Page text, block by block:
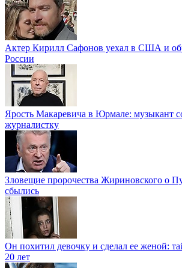
Актер Кирилл Сафонов уехал в США и
России
Ярость Макаревича в Юрмале: музыкант
журналистку
Зловещие пророчества Жириновского о
сбылись
Он похитил девочку и сделал ее женой:
20 лет